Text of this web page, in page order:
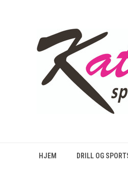
HJEM DRILL OG